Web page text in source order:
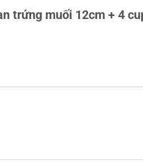
trứng muối 12cm + 4